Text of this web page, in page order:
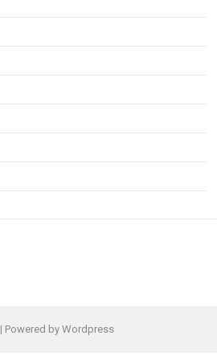
| Powered by Wordpress